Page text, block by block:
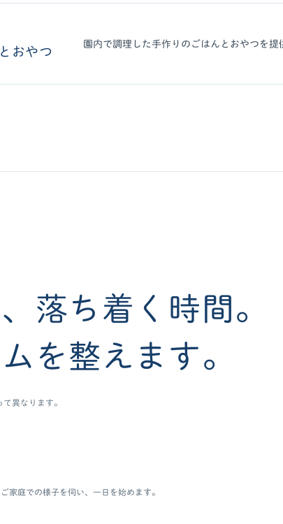
おやつ
園内で調理した手作りのごはんとおやつを提
落ち着く時間。
を整えます。
異なります。
家庭での様子を伺い、一日を始めます。